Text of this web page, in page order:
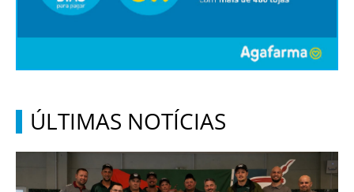
ÚLTIMAS NOTÍCIAS